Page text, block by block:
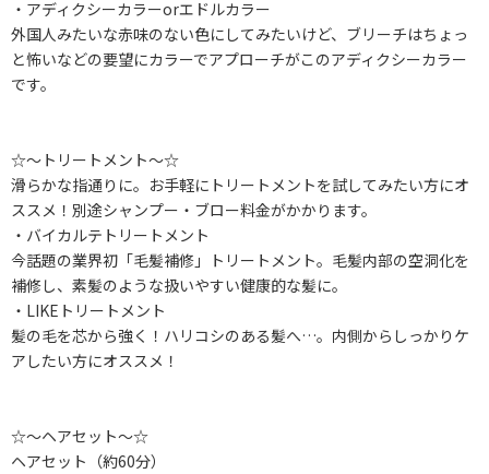
・アディクシーカラーorエドルカラー
外国人みたいな赤味のない色にしてみたいけど、ブリーチはちょっ
と怖いなどの要望にカラーでアプローチがこのアディクシーカラー
です。
☆～トリートメント～☆
滑らかな指通りに。お手軽にトリートメントを試してみたい方にオ
ススメ！別途シャンプー・ブロー料金がかかります。
・バイカルテトリートメント
今話題の業界初「毛髪補修」トリートメント。毛髪内部の空洞化を
補修し、素髪のような扱いやすい健康的な髪に。
・LIKEトリートメント
髪の毛を芯から強く！ハリコシのある髪へ…。内側からしっかりケ
アしたい方にオススメ！
☆～ヘアセット～☆
ヘアセット（約60分）